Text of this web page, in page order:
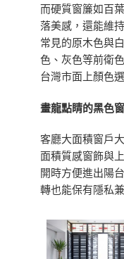
而硬質窗簾如百
落美感，還能維
常見的原木色與
色、灰色等前衛
台灣市面上顏色
畫龍點睛的黑色
客廳大面積窗戶
面積質感窗飾與
開時方便進出陽
轉也能保有隱私